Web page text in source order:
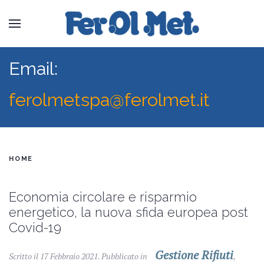
Email:
ferolmetspa@ferolmet.it
HOME
Economia circolare e risparmio
energetico, la nuova sfida europea post
Covid-19
Scritto il 17 Febbraio 2021. Pubblicato in Gestione Rifiuti,